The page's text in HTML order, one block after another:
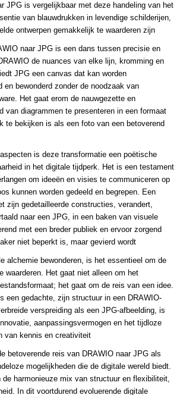
JPG is vergelijkbaar met deze handeling van het
van blauwdrukken in levendige schilderijen,
ontwerpen gemakkelijk te waarderen zijn
naar JPG is een dans tussen precisie en
de nuances van elke lijn, kromming en
JPG een canvas dat kan worden
en bewonderd zonder de noodzaak van
Het gaat erom de nauwgezette en
van diagrammen te presenteren in een formaat
te bekijken is als een foto van een betoverend
is deze transformatie een poëtische
in het digitale tijdperk. Het is een testament
om ideeën en visies te communiceren op
kunnen worden gedeeld en begrepen. Een
zijn gedetailleerde constructies, verandert,
naar een JPG, in een baken van visuele
met een breder publiek en ervoor zorgend
niet beperkt is, maar gevierd wordt
alchemie bewonderen, is het essentieel om de
waarderen. Het gaat niet alleen om het
het gaat om de reis van een idee.
een gedachte, zijn structuur in een DRAWIO-
verspreiding als een JPG-afbeelding, is
aanpassingsvermogen en het tijdloze
van kennis en creativiteit
betoverende reis van DRAWIO naar JPG als
mogelijkheden die de digitale wereld biedt.
de harmonieuze mix van structuur en flexibiliteit,
In dit voortdurend evoluerende digitale